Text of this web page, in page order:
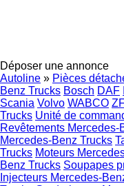
Déposer une annonce
Autoline » Pièces
Benz Trucks Bosch DAF
Scania Volvo WABCO
Trucks Unité de
Revêtements Mercedes-
Mercedes-Benz Trucks
Trucks Moteurs
Benz Trucks Soupapes
Injecteurs Mercedes-